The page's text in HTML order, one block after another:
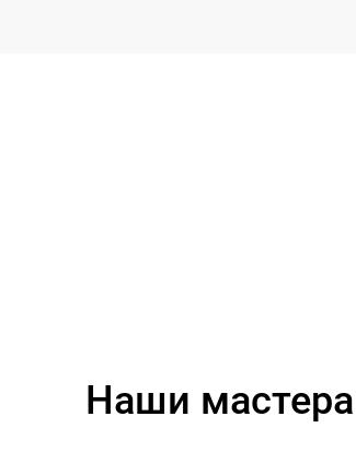
Наши мастера